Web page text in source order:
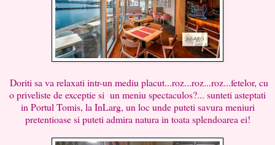
Doriti sa va relaxati intr-un mediu placut...roz...roz...roz...fetelor, cu
o priveliste de exceptie si un meniu spectaculos?... sunteti asteptati
in Portul Tomis, la InLarg, un loc unde puteti savura meniuri
pretentioase si puteti admira natura in toata splendoarea ei!